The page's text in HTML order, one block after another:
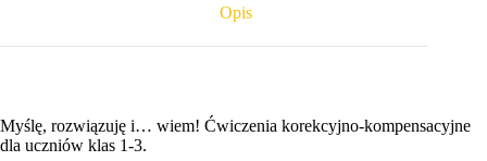
Opis
Myślę, rozwiązuję i… wiem! Ćwiczenia korekcyjno-kompensacyjne
dla uczniów klas 1-3.